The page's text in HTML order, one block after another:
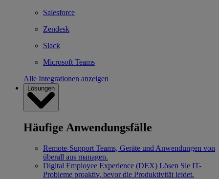
Salesforce
Zendesk
Slack
Microsoft Teams
Alle Integrationen anzeigen
Lösungen
Häufige Anwendungsfälle
Remote-Support Teams, Geräte und Anwendungen von
überall aus managen.
Digital Employee Experience (DEX) Lösen Sie IT-
Probleme proaktiv, bevor die Produktivität leidet.